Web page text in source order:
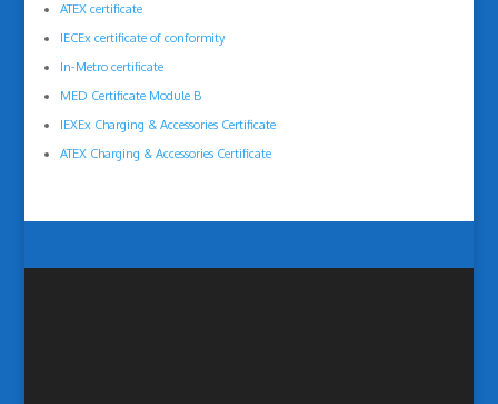
ATEX certificate
IECEx certificate of conformity
In-Metro certificate
MED Certificate Module B
IEXEx Charging & Accessories Certificate
ATEX Charging & Accessories Certificate